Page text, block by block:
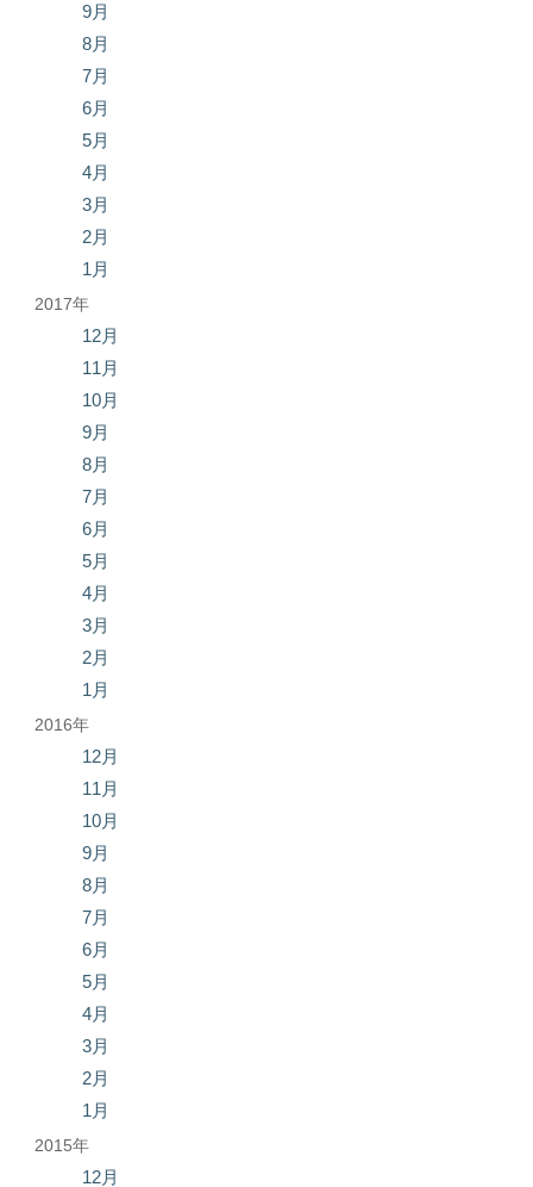
9月
8月
7月
6月
5月
4月
3月
2月
1月
2017年
12月
11月
10月
9月
8月
7月
6月
5月
4月
3月
2月
1月
2016年
12月
11月
10月
9月
8月
7月
6月
5月
4月
3月
2月
1月
2015年
12月